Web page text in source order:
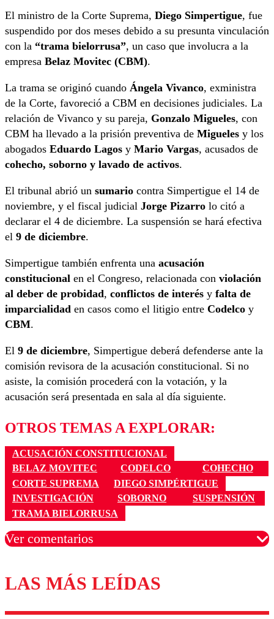
El ministro de la Corte Suprema, Diego Simpertigue, fue
suspendido por dos meses debido a su presunta vinculación
con la “trama bielorrusa”, un caso que involucra a la
empresa Belaz Movitec (CBM).
La trama se originó cuando Ángela Vivanco, exministra
de la Corte, favoreció a CBM en decisiones judiciales. La
relación de Vivanco y su pareja, Gonzalo Migueles, con
CBM ha llevado a la prisión preventiva de Migueles y los
abogados Eduardo Lagos y Mario Vargas, acusados de
cohecho, soborno y lavado de activos.
El tribunal abrió un sumario contra Simpertigue el 14 de
noviembre, y el fiscal judicial Jorge Pizarro lo citó a
declarar el 4 de diciembre. La suspensión se hará efectiva
el 9 de diciembre.
Simpertigue también enfrenta una acusación
constitucional en el Congreso, relacionada con violación
al deber de probidad, conflictos de interés y falta de
imparcialidad en casos como el litigio entre Codelco y
CBM.
El 9 de diciembre, Simpertigue deberá defenderse ante la
comisión revisora de la acusación constitucional. Si no
asiste, la comisión procederá con la votación, y la
acusación será presentada en sala al día siguiente.
OTROS TEMAS A EXPLORAR:
ACUSACIÓN CONSTITUCIONAL
BELAZ MOVITEC
CODELCO
COHECHO
CORTE SUPREMA
DIEGO SIMPÉRTIGUE
INVESTIGACIÓN
SOBORNO
SUSPENSIÓN
TRAMA BIELORRUSA
Ver comentarios
Los comentarios son moderados para garantizar un
diálogo respetuoso.
Nombre
LAS MÁS LEÍDAS